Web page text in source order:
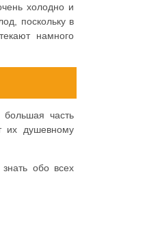
холодно и
поскольку в
намного
часть
их душевному
обо всех